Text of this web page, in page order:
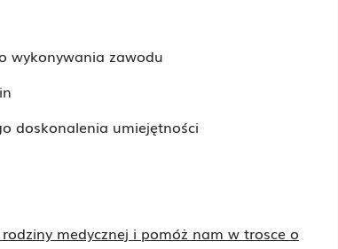
wykonywania zawodu
doskonalenia umiejętności
medycznej i pomóż nam w trosce o